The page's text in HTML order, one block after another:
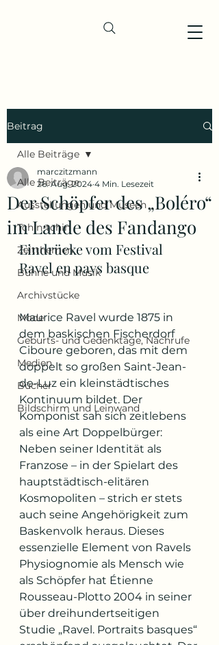
Beitrag
Alle Beiträge
Ausstellungen und Museen
Tchin-tchin
Zeitthemen
Bühne und Musik
Archivstücke
Mode
Geburts- und Gedenktage, Nachrufe
Medien
Bücher
Bildschirm und Leinwand
Alle Beiträge
Der Schöpfer des „Boléro“
im Lande des Fandango
marczitzmann
26. Aug. 2024 4 Min. Lesezeit
Eindrücke vom Festival
Ravel en pays basque
Maurice Ravel wurde 1875 in
dem baskischen Fischerdorf
Ciboure geboren, das mit dem
doppelt so großen Saint-Jean-
de-Luz ein kleinstädtisches
Kontinuum bildet. Der
Komponist sah sich zeitlebens
als eine Art Doppelbürger:
Neben seiner Identität als
Franzose – in der Spielart des
hauptstädtisch-elitären
Kosmopoliten – strich er stets
auch seine Angehörigkeit zum
Baskenvolk heraus. Dieses
essenzielle Element von Ravels
Physiognomie als Mensch wie
als Schöpfer hat Étienne
Rousseau-Plotto 2004 in seiner
über dreihundertseitigen
Studie „Ravel. Portraits basques“